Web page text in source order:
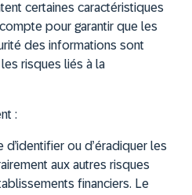
certaines caractéristiques
pour garantir que les
des informations sont
risques liés à la
:
d’identifier ou d’éradiquer les
aux autres risques
financiers. Le